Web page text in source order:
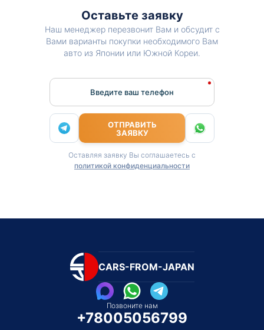
Оставьте заявку
Наш менеджер перезвонит Вам и обсудит с
Вами варианты покупки необходимого Вам
авто из Японии или Южной Кореи.
Введите ваш телефон
ОТПРАВИТЬ
ЗАЯВКУ
Оставляя заявку Вы соглашаетесь с
политикой конфиденциальности
CARS-FROM-JAPAN
Позвоните нам
+78005056799